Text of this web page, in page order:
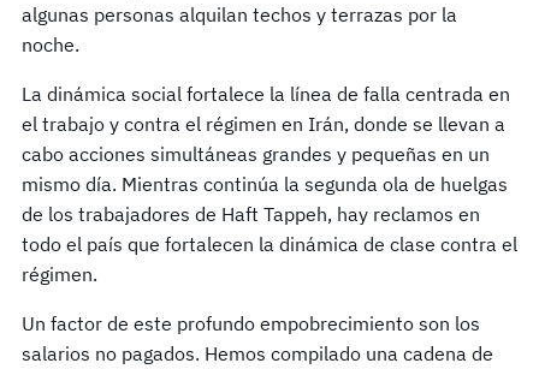
algunas personas alquilan techos y terrazas por la
noche.
La dinámica social fortalece la línea de falla centrada en
el trabajo y contra el régimen en Irán, donde se llevan a
cabo acciones simultáneas grandes y pequeñas en un
mismo día. Mientras continúa la segunda ola de huelgas
de los trabajadores de Haft Tappeh, hay reclamos en
todo el país que fortalecen la dinámica de clase contra el
régimen.
Un factor de este profundo empobrecimiento son los
salarios no pagados. Hemos compilado una cadena de